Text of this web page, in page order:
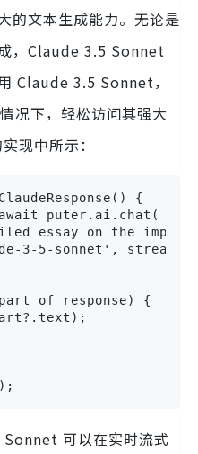
的文本生成能力。无论是
，Claude 3.5 Sonnet
Claude 3.5 Sonnet，
况下，轻松访问其强大
现中所示：
{
puter.ai.chat(
essay on the
3-5-sonnet', stream:
of response) {
可以在实时流式